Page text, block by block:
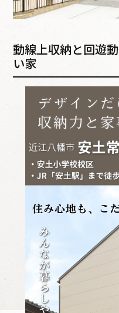
動線上収納と回遊
い家